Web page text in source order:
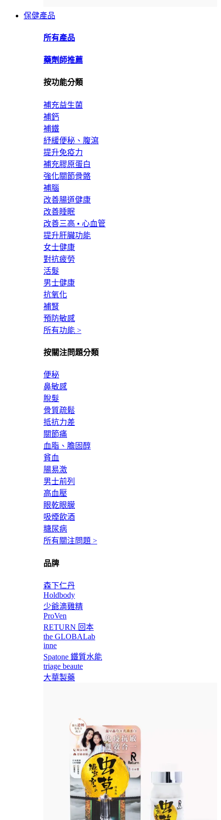
保健產品
所有產品
藥劑師推薦
按功能分類
補充益生菌
補鈣
補鐵
紓緩便秘、腹瀉
提升免疫力
補充膠原蛋白
強化關節骨骼
補腦
改善腸道健康
改善睡眠
改善三高 • 心血管
提升肝臟功能
女士健康
對抗疲勞
活髮
男士健康
抗氧化
補腎
預防敏感
所有功能 >
按關注問題分類
便秘
鼻敏感
脫髮
骨質疏鬆
抵抗力差
關節痛
血脂、膽固醇
貧血
腸易激
男士前列
高血壓
眼乾眼朦
吸煙飲酒
糖尿病
所有關注問題 >
品牌
森下仁丹
Holdbody
少爺滴雞精
ProVen
RETURN 回本
the GLOBALab
inne
Spatone 鐵質水能
triage beaute
大華製藥